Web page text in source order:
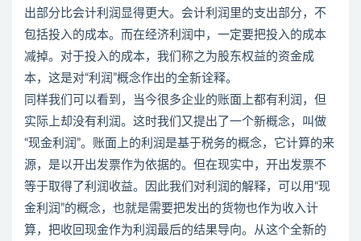
出部分比会计利润显得更大。会计利润里的支出部分，不
包括投入的成本。而在经济利润中，一定要把投入的成本
减掉。对于投入的成本，我们称之为股东权益的资金成
本，这是对“利润”概念作出的全新诠释。
同样我们可以看到，当今很多企业的账面上都有利润，但
实际上却没有利润。这时我们又提出了一个新概念，叫做
“现金利润”。账面上的利润是基于税务的概念，它计算的来
源，是以开出发票作为依据的。但在现实中，开出发票不
等于取得了利润收益。因此我们对利润的解释，可以用“现
金利润”的概念，也就是需要把发出的货物也作为收入计
算，把收回现金作为利润最后的结果导向。从这个全新的